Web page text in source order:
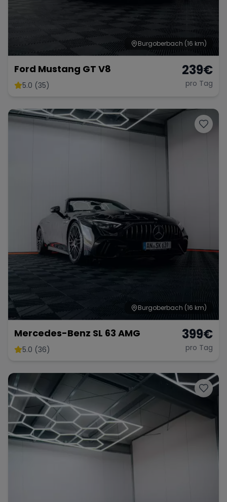
Aston Martin
Bugatti Lotus Maserati
Range Rover Corvette
Burgoberbach (16 km)
Ford Mustang GT V8
5.0 (35)
239€
pro Tag
Burgoberbach (16 km)
Mercedes-Benz SL 63 AMG
5.0 (36)
399€
pro Tag